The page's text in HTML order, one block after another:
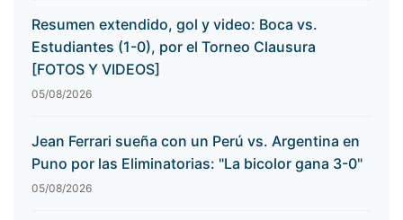
Resumen extendido, gol y video: Boca vs.
Estudiantes (1-0), por el Torneo Clausura
[FOTOS Y VIDEOS]
05/08/2026
Jean Ferrari sueña con un Perú vs. Argentina en
Puno por las Eliminatorias: "La bicolor gana 3-0"
05/08/2026